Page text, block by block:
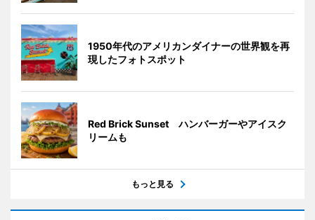
1950年代のアメリカンダイナーの世界観を再
現したフォトスポット
Red Brick Sunset ハンバーガーやアイスク
リームも
もっと見る